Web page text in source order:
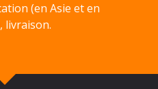
(en Asie et en
livraison.